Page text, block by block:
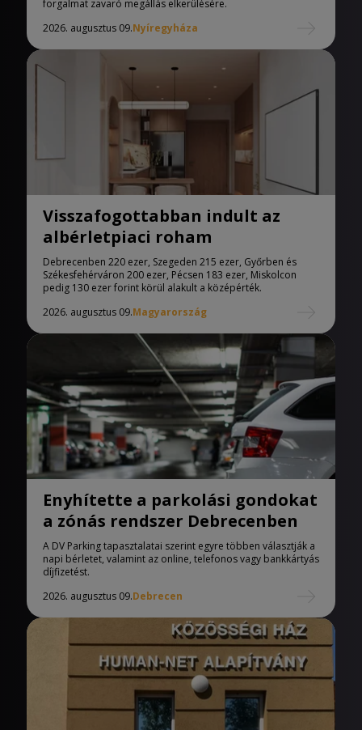
forgalmat zavaró megállás elkerülésére.
2026. augusztus 09.Nyíregyháza
Visszafogottabban indult az
albérletpiaci roham
Debrecenben 220 ezer, Szegeden 215 ezer, Győrben és
Székesfehérváron 200 ezer, Pécsen 183 ezer, Miskolcon
pedig 130 ezer forint körül alakult a középérték.
2026. augusztus 09.Magyarország
Enyhítette a parkolási gondokat
a zónás rendszer Debrecenben
A DV Parking tapasztalatai szerint egyre többen választják a
napi bérletet, valamint az online, telefonos vagy bankkártyás
díjfizetést.
2026. augusztus 09.Debrecen